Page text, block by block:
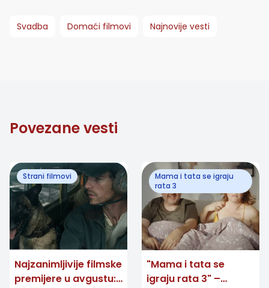
Svadba Domaći filmovi Najnovije vesti
Povezane vesti
Strani filmovi
Najzanimljivije filmske
premijere u avgustu:
Mama i tata se igraju
rata 3
"Mama i tata se
igraju rata 3" –